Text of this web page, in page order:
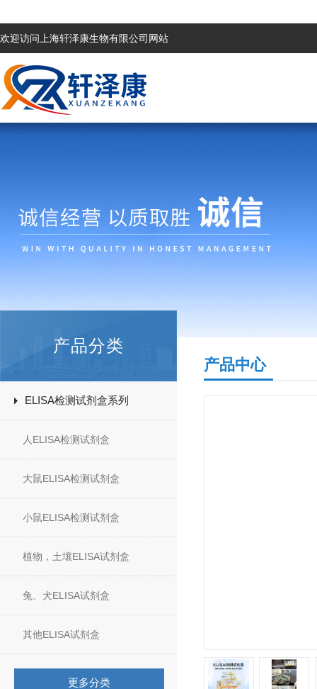
欢迎访问上海轩泽康生物有限公司网站
产品分类
ELISA检测试剂盒系列
人ELISA检测试剂盒
大鼠ELISA检测试剂盒
小鼠ELISA检测试剂盒
植物，土壤ELISA试剂盒
兔、犬ELISA试剂盒
其他ELISA试剂盒
更多分类
产品中心